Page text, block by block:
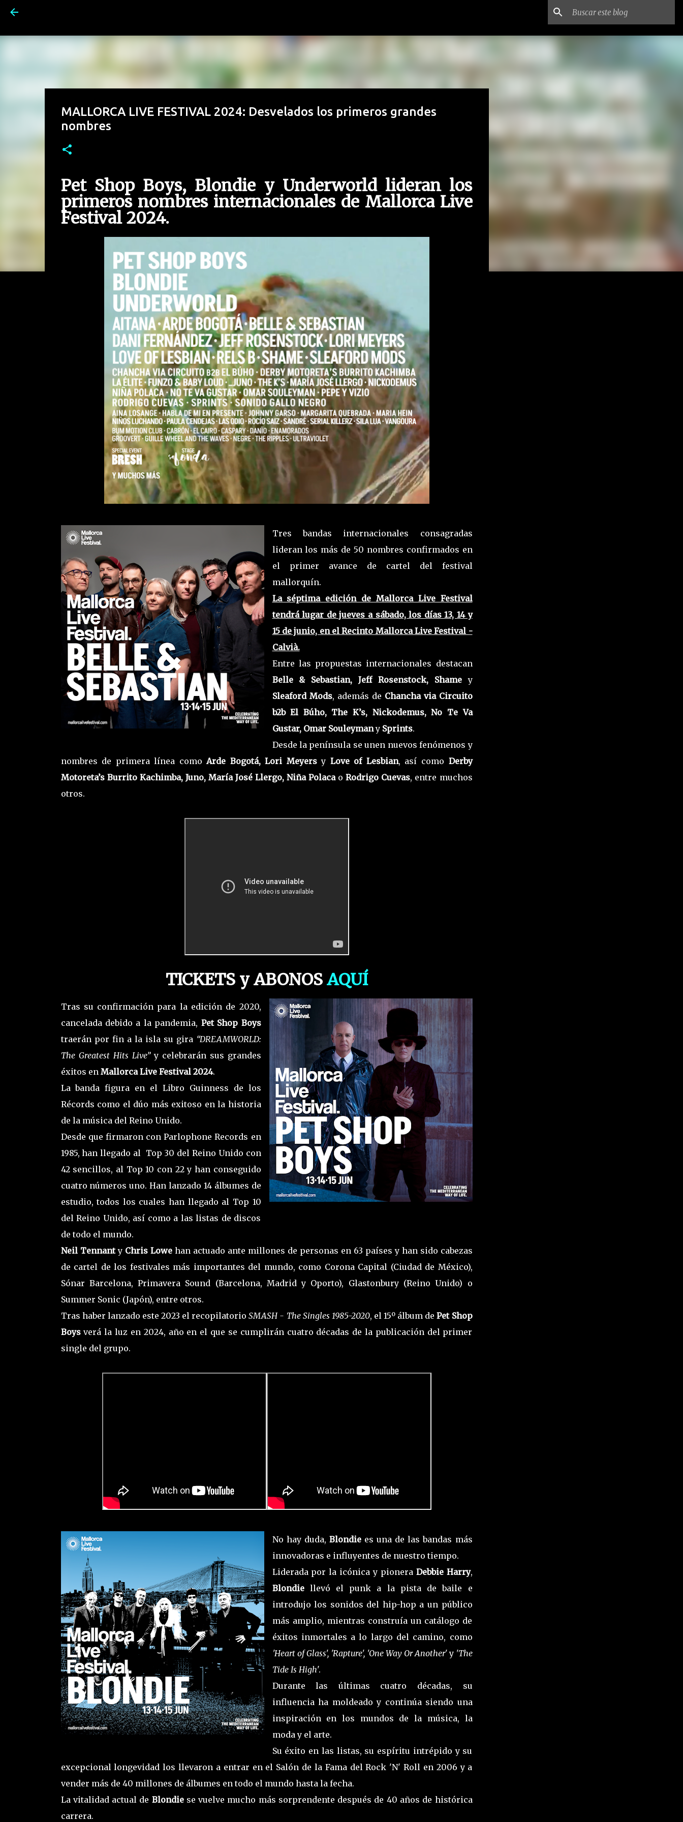
MALLORCA LIVE FESTIVAL 2024: Desvelados los primeros grandes
nombres
Pet Shop Boys, Blondie y Underworld lideran los
primeros nombres internacionales de Mallorca Live
Festival 2024.
Tres bandas internacionales consagradas
lideran los más de 50 nombres confirmados en
el primer avance de cartel del festival
mallorquín.
La séptima edición de Mallorca Live Festival
tendrá lugar de jueves a sábado, los días 13, 14 y
15 de junio, en el Recinto Mallorca Live Festival -
Calvià.
Entre las propuestas internacionales destacan
Belle & Sebastian, Jeff Rosenstock, Shamey
Sleaford Mods, además de Chancha via Circuito
b2b El Búho, The K’s, Nickodemus, No Te Va
Gustar, Omar SouleymanySprints.
Desde la península se unen nuevos fenómenos y
nombres de primera línea comoArde Bogotá, Lori Meyersy Love of Lesbian, así como Derby
Motoreta’s Burrito Kachimba, Juno, María José Llergo, Niña PolacaoRodrigo Cuevas, entre muchos
otros.
TICKETS y ABONOS AQUÍ
Tras su confirmación para la edición de 2020,
cancelada debido a la pandemia, Pet Shop Boys
traerán por fin a la isla su gira “DREAMWORLD:
The Greatest Hits Live”y celebrarán sus grandes
éxitos en Mallorca Live Festival 2024.
La banda figura en el Libro Guinness de los
Récords como el dúo más exitoso en la historia
de la música del Reino Unido.
Desde que firmaron con Parlophone Records en
1985, han llegado al Top 30 del Reino Unido con
42 sencillos, al Top 10 con 22 y han conseguido
cuatro números uno. Han lanzado 14 álbumes de
estudio, todos los cuales han llegado al Top 10
del Reino Unido, así como a las listas de discos
de todo el mundo.
Neil Tennanty Chris Lowehan actuado ante millones de personas en 63 países y han sido cabezas
de cartel de los festivales más importantes del mundo, como Corona Capital (Ciudad de México),
Sónar Barcelona, Primavera Sound (Barcelona, Madrid y Oporto), Glastonbury (Reino Unido) o
Summer Sonic (Japón), entre otros.
Tras haber lanzado este 2023 el recopilatorioSMASH - The Singles 1985-2020, el 15º álbum de Pet Shop
Boysverá la luz en 2024, año en el que se cumplirán cuatro décadas de la publicación del primer
single del grupo.
No hay duda, Blondie es una de las bandas más
innovadoras e influyentes de nuestro tiempo.
Liderada por la icónica y pionera Debbie Harry,
Blondie llevó el punk a la pista de baile e
introdujo los sonidos del hip-hop a un público
más amplio, mientras construía un catálogo de
éxitos inmortales a lo largo del camino, como
'Heart of Glass', 'Rapture', 'One Way Or Another'y 'The
Tide Is High'.
Durante las últimas cuatro décadas, su
influencia ha moldeado y continúa siendo una
inspiración en los mundos de la música, la
moda y el arte.
Su éxito en las listas, su espíritu intrépido y su
excepcional longevidad los llevaron a entrar en el Salón de la Fama del Rock 'N' Roll en 2006 y a
vender más de 40 millones de álbumes en todo el mundo hasta la fecha.
La vitalidad actual de Blondie se vuelve mucho más sorprendente después de 40 años de histórica
carrera.